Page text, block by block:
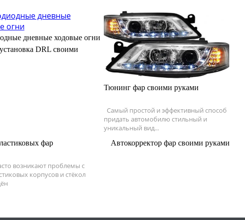
дневные ходовые огни
DRL своими
Тюнинг фар своими руками
Самый простой и эффективный способ
придать автомобилю стильный и
уникальный вид...
фар
возникают проблемы с
корпусов и стёкол
Автокорректор фар своими руками